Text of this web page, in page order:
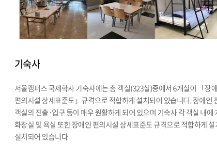
기숙사
서울캠퍼스 국제학사 기숙사에는 총 객실(323실)중에서 6개실이 「장
편의시설 상세표준도」규격으로 적합하게 설치되어 있습니다. 장애인
객실의 진출·입구 등이 매우 원활하게 되어 있으며 기숙사 각 객실 내에
화장실 및 욕실 또한 장애인 편의시설 상세표준도 규격으로 적합하게
설치되어 있습니다